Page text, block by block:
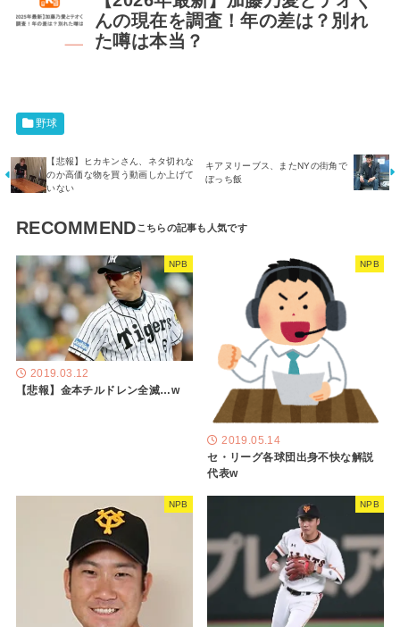
んの現在を調査！年の差は？別れ
た噂は本当？
野球
【悲報】ヒカキンさん、ネタ切れな
のか高価な物を買う動画しか上げて
いない
キアヌリーブス、またNYの街角で
ぼっち飯
RECOMMEND
NPB
2019.03.12
【悲報】金本チルドレン全滅…w
NPB
2019.05.14
セ・リーグ各球団出身不快な解説
代表w
NPB NPB